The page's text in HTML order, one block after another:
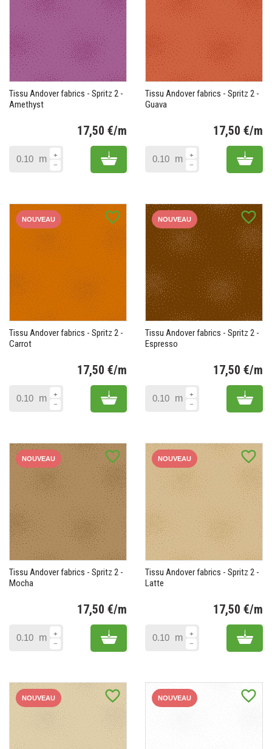
Tissu Andover fabrics - Spritz 2 -
Amethyst
17,50 €/m
m Add to cart
Tissu Andover fabrics - Spritz 2 -
Guava
17,50 €/m
m Add
favorite_border
NOUVEAU
Tissu Andover fabrics - Spritz 2 -
Carrot
17,50 €/m
m Add to cart
favorite_border
NOUVEAU
Tissu Andover fabrics - Spritz 2 -
Espresso
17,50 €/m
m Add
favorite_border
NOUVEAU
Tissu Andover fabrics - Spritz 2 -
Mocha
17,50 €/m
m Add to cart
favorite_border
NOUVEAU
Tissu Andover fabrics - Spritz 2 -
Latte
17,50 €/m
m Add
favorite_border
NOUVEAU favorite_border
NOUVEAU